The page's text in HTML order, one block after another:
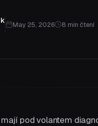
May 25, 2026 8 min čtení
pod volantem